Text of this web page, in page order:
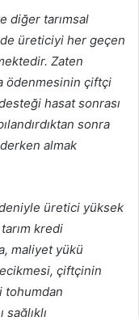
diğer tarımsal
üreticiyi her geçen
Zaten
ödenmesinin çiftçi
hasat sonrası
sonra
almak
üretici yüksek
kredi
maliyet yükü
çiftçinin
tohumdan